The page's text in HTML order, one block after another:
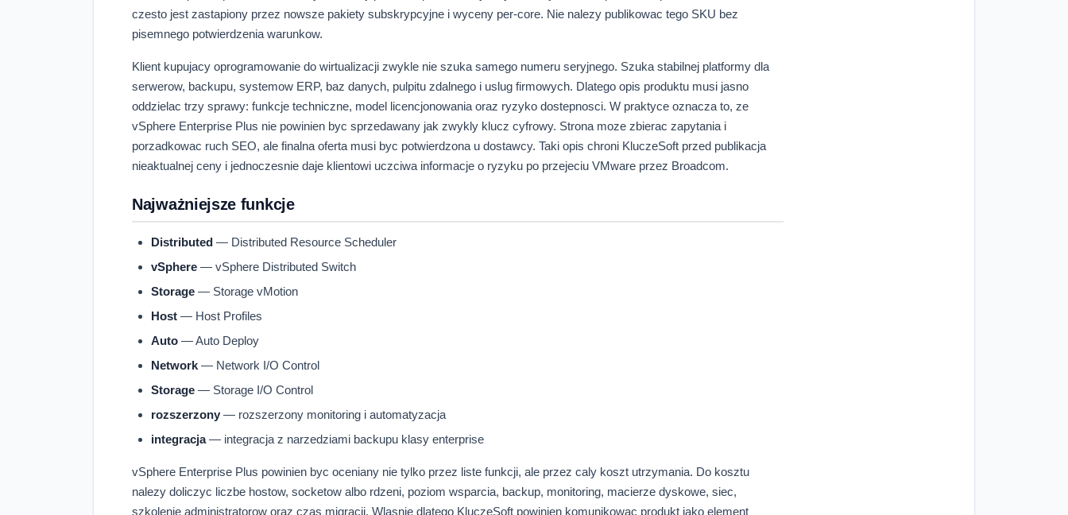
czesto jest zastapiony przez nowsze pakiety subskrypcyjne i wyceny per-core. Nie nalezy publikowac tego SKU bez
pisemnego potwierdzenia warunkow.
Klient kupujacy oprogramowanie do wirtualizacji zwykle nie szuka samego numeru seryjnego. Szuka stabilnej platformy dla
serwerow, backupu, systemow ERP, baz danych, pulpitu zdalnego i uslug firmowych. Dlatego opis produktu musi jasno
oddzielac trzy sprawy: funkcje techniczne, model licencjonowania oraz ryzyko dostepnosci. W praktyce oznacza to, ze
vSphere Enterprise Plus nie powinien byc sprzedawany jak zwykly klucz cyfrowy. Strona moze zbierac zapytania i
porzadkowac ruch SEO, ale finalna oferta musi byc potwierdzona u dostawcy. Taki opis chroni KluczeSoft przed publikacja
nieaktualnej ceny i jednoczesnie daje klientowi uczciwa informacje o ryzyku po przejeciu VMware przez Broadcom.
Najważniejsze funkcje
Distributed — Distributed Resource Scheduler
vSphere — vSphere Distributed Switch
Storage — Storage vMotion
Host — Host Profiles
Auto — Auto Deploy
Network — Network I/O Control
Storage — Storage I/O Control
rozszerzony — rozszerzony monitoring i automatyzacja
integracja— integracja z narzedziami backupu klasy enterprise
vSphere Enterprise Plus powinien byc oceniany nie tylko przez liste funkcji, ale przez caly koszt utrzymania. Do kosztu
nalezy doliczyc liczbe hostow, socketow albo rdzeni, poziom wsparcia, backup, monitoring, macierze dyskowe, siec,
szkolenie administratorow oraz czas migracji. Wlasnie dlatego KluczeSoft powinien komunikowac produkt jako element